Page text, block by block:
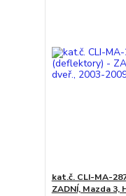
kat.č. CLI-MA-
ZADNÍ, Mazda 3,